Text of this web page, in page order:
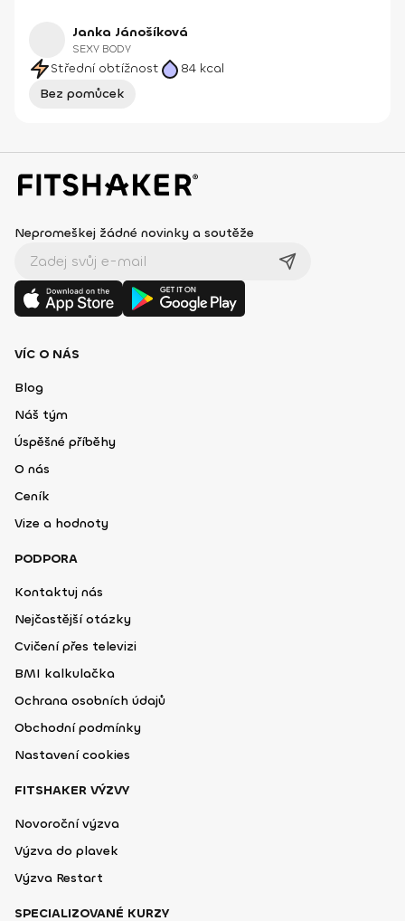
Janka Jánošíková
SEXY BODY
Střední obtížnost 84 kcal
Bez pomůcek
Nepromeškej žádné novinky a soutěže
VÍC O NÁS
Blog
Náš tým
Úspěšné příběhy
O nás
Ceník
Vize a hodnoty
PODPORA
Kontaktuj nás
Nejčastější otázky
Cvičení přes televizi
BMI kalkulačka
Ochrana osobních údajů
Obchodní podmínky
Nastavení cookies
FITSHAKER VÝZVY
Novoroční výzva
Výzva do plavek
Výzva Restart
SPECIALIZOVANÉ KURZY